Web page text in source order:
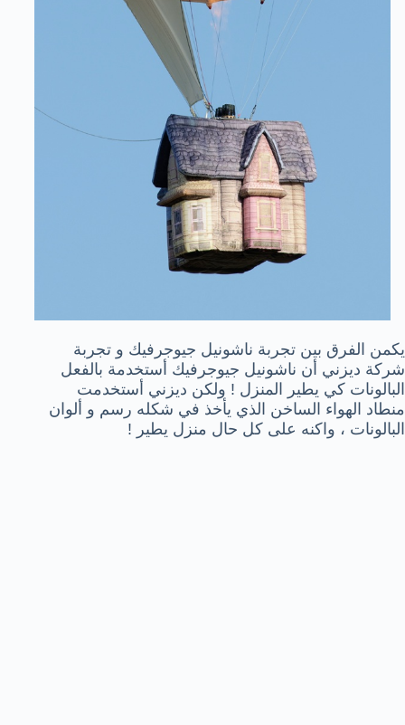
يكمن الفرق بين تجربة ناشونيل جيوجرفيك و تجربة
شركة ديزني أن ناشونيل جيوجرفيك أستخدمة بالفعل
البالونات كي يطير المنزل ! ولكن ديزني أستخدمت
منطاد الهواء الساخن الذي يأخذ في شكله رسم و ألوان
البالونات ، واكنه على كل حال منزل يطير !